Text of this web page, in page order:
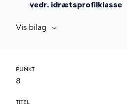
vedr. idrætsprofilklasse
Vis bilag
PUNKT
8
TITEL